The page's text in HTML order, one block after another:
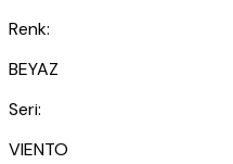
Renk:
BEYAZ
Seri:
VIENTO